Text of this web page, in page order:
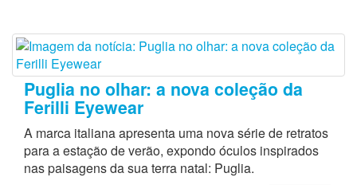
Puglia no olhar: a nova coleção da
Ferilli Eyewear
A marca italiana apresenta uma nova série de retratos
para a estação de verão, expondo óculos inspirados
nas paisagens da sua terra natal: Puglia.